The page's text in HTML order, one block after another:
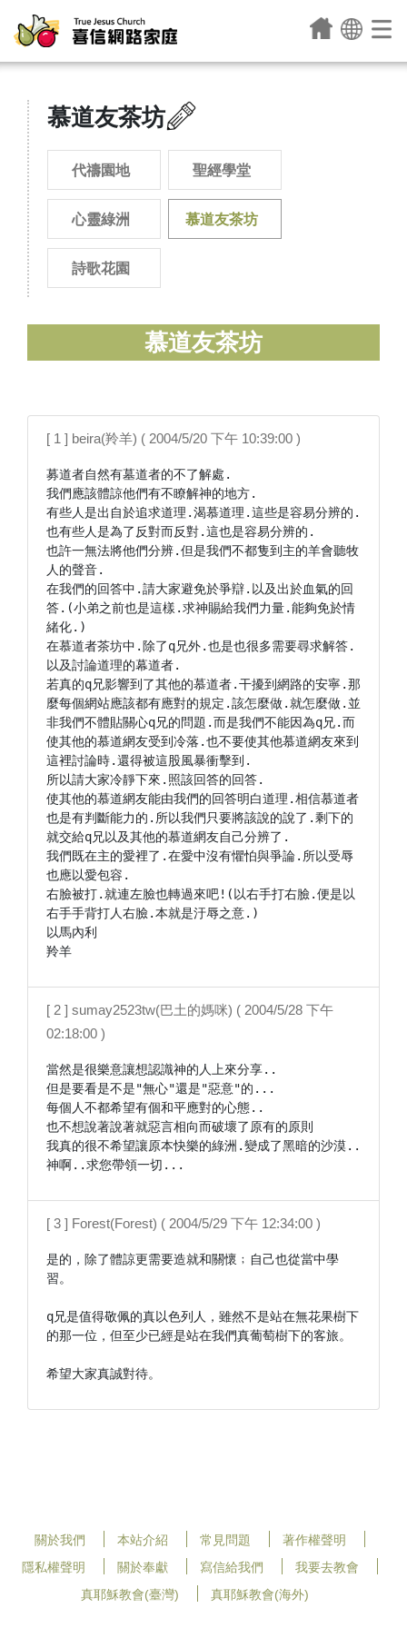
慕道友茶坊
代禱園地 聖經學堂
心靈綠洲 慕道友茶坊
詩歌花園
慕道友茶坊
[ 1 ] beira(羚羊) ( 2004/5/20 下午 10:39:00 )
募道者自然有墓道者的不了解處.
我們應該體諒他們有不瞭解神的地方.
有些人是出自於追求道理.渴慕道理.這些是容易分辨的.
也有些人是為了反對而反對.這也是容易分辨的.
也許一無法將他們分辨.但是我們不都隻到主的羊會聽牧
人的聲音.
在我們的回答中.請大家避免於爭辯.以及出於血氣的回
答.(小弟之前也是這樣.求神賜給我們力量.能夠免於情
緒化.)
在慕道者茶坊中.除了q兄外.也是也很多需要尋求解答.
以及討論道理的幕道者.
若真的q兄影響到了其他的慕道者.干擾到網路的安寧.那
麼每個網站應該都有應對的規定.該怎麼做.就怎麼做.並
非我們不體貼關心q兄的問題.而是我們不能因為q兄.而
使其他的慕道網友受到冷落.也不要使其他慕道網友來到
這裡討論時.還得被這股風暴衝擊到.
所以請大家冷靜下來.照該回答的回答.
使其他的慕道網友能由我們的回答明白道理.相信慕道者
也是有判斷能力的.所以我們只要將該說的說了.剩下的
就交給q兄以及其他的慕道網友自己分辨了.
我們既在主的愛裡了.在愛中沒有懼怕與爭論.所以受辱
也應以愛包容.
右臉被打.就連左臉也轉過來吧!(以右手打右臉.便是以
右手手背打人右臉.本就是汙辱之意.)
以馬內利
羚羊
[ 2 ] sumay2523tw(巴土的媽咪) ( 2004/5/28 下午
02:18:00 )
當然是很樂意讓想認識神的人上來分享..
但是要看是不是"無心"還是"惡意"的...
每個人不都希望有個和平應對的心態..
也不想說著說著就惡言相向而破壞了原有的原則
我真的很不希望讓原本快樂的綠洲.變成了黑暗的沙漠..
神啊..求您帶領一切...
[ 3 ] Forest(Forest) ( 2004/5/29 下午 12:34:00 )
是的，除了體諒更需要造就和關懷﹔自己也從當中學
習。
q兄是值得敬佩的真以色列人，雖然不是站在無花果樹下
的那一位，但至少已經是站在我們真葡萄樹下的客旅。
希望大家真誠對待。
關於我們 本站介紹 常見問題
著作權聲明
隱私權聲明
關於奉獻 寫信給我們
我要去教會
真耶穌教會(臺灣)
真耶穌教會(海外)